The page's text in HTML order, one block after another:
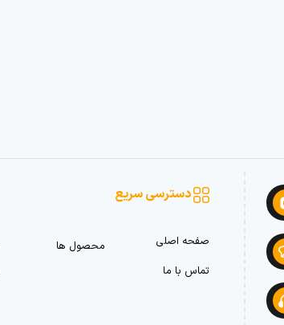
دسترسی سریع
صفحه اصلی محصول ها
تماس با ما